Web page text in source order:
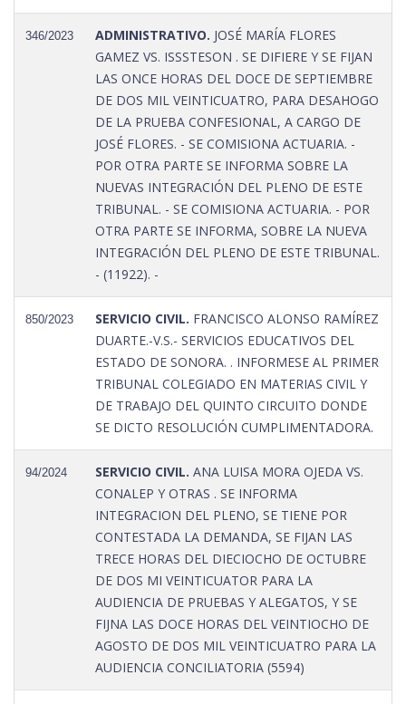
346/2023 ADMINISTRATIVO. JOSÉ MARÍA FLORES
GAMEZ VS. ISSSTESON . SE DIFIERE Y SE FIJAN
LAS ONCE HORAS DEL DOCE DE SEPTIEMBRE
DE DOS MIL VEINTICUATRO, PARA DESAHOGO
DE LA PRUEBA CONFESIONAL, A CARGO DE
JOSÉ FLORES. - SE COMISIONA ACTUARIA. -
POR OTRA PARTE SE INFORMA SOBRE LA
NUEVAS INTEGRACIÓN DEL PLENO DE ESTE
TRIBUNAL. - SE COMISIONA ACTUARIA. - POR
OTRA PARTE SE INFORMA, SOBRE LA NUEVA
INTEGRACIÓN DEL PLENO DE ESTE TRIBUNAL.
- (11922). -
850/2023 SERVICIO CIVIL. FRANCISCO ALONSO RAMÍREZ
DUARTE.-V.S.- SERVICIOS EDUCATIVOS DEL
ESTADO DE SONORA. . INFORMESE AL PRIMER
TRIBUNAL COLEGIADO EN MATERIAS CIVIL Y
DE TRABAJO DEL QUINTO CIRCUITO DONDE
SE DICTO RESOLUCIÓN CUMPLIMENTADORA.
94/2024 SERVICIO CIVIL. ANA LUISA MORA OJEDA VS.
CONALEP Y OTRAS . SE INFORMA
INTEGRACION DEL PLENO, SE TIENE POR
CONTESTADA LA DEMANDA, SE FIJAN LAS
TRECE HORAS DEL DIECIOCHO DE OCTUBRE
DE DOS MI VEINTICUATOR PARA LA
AUDIENCIA DE PRUEBAS Y ALEGATOS, Y SE
FIJNA LAS DOCE HORAS DEL VEINTIOCHO DE
AGOSTO DE DOS MIL VEINTICUATRO PARA LA
AUDIENCIA CONCILIATORIA (5594)